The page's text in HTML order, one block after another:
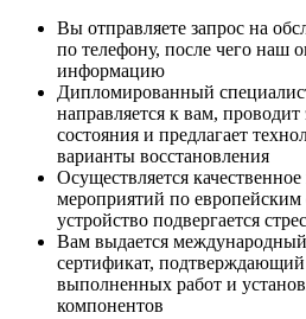
Вы отправляете запрос на
по телефону, после чего наш
информацию
Дипломированный
направляется к вам, проводит
состояния и предлагает
варианты восстановления
Осуществляется
мероприятий по европейским
устройство подвергается
Вам выдается
сертификат, подтверждающий
выполненных работ и
компонентов